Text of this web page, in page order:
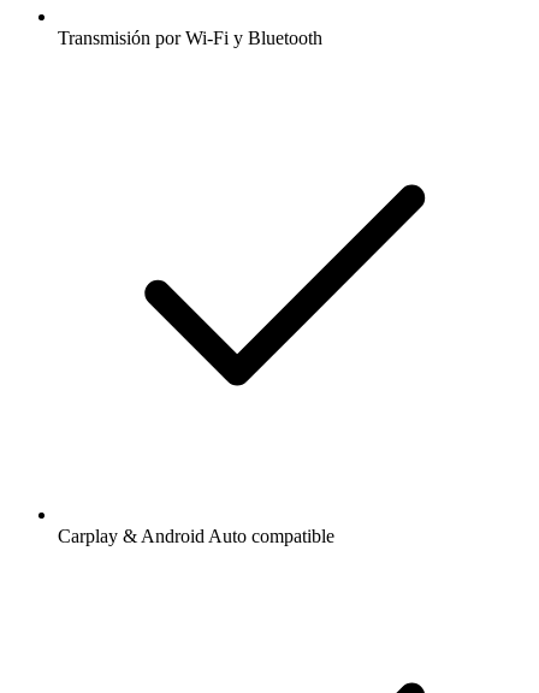
Transmisión por Wi-Fi y Bluetooth
Carplay & Android Auto compatible